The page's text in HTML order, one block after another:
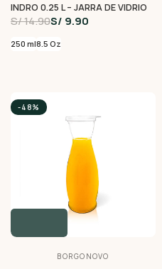
INDRO 0.25 L – JARRA DE VIDRIO
S/ 14.90S/ 9.90
250 ml8.5 Oz
-48%
BORGONOVO